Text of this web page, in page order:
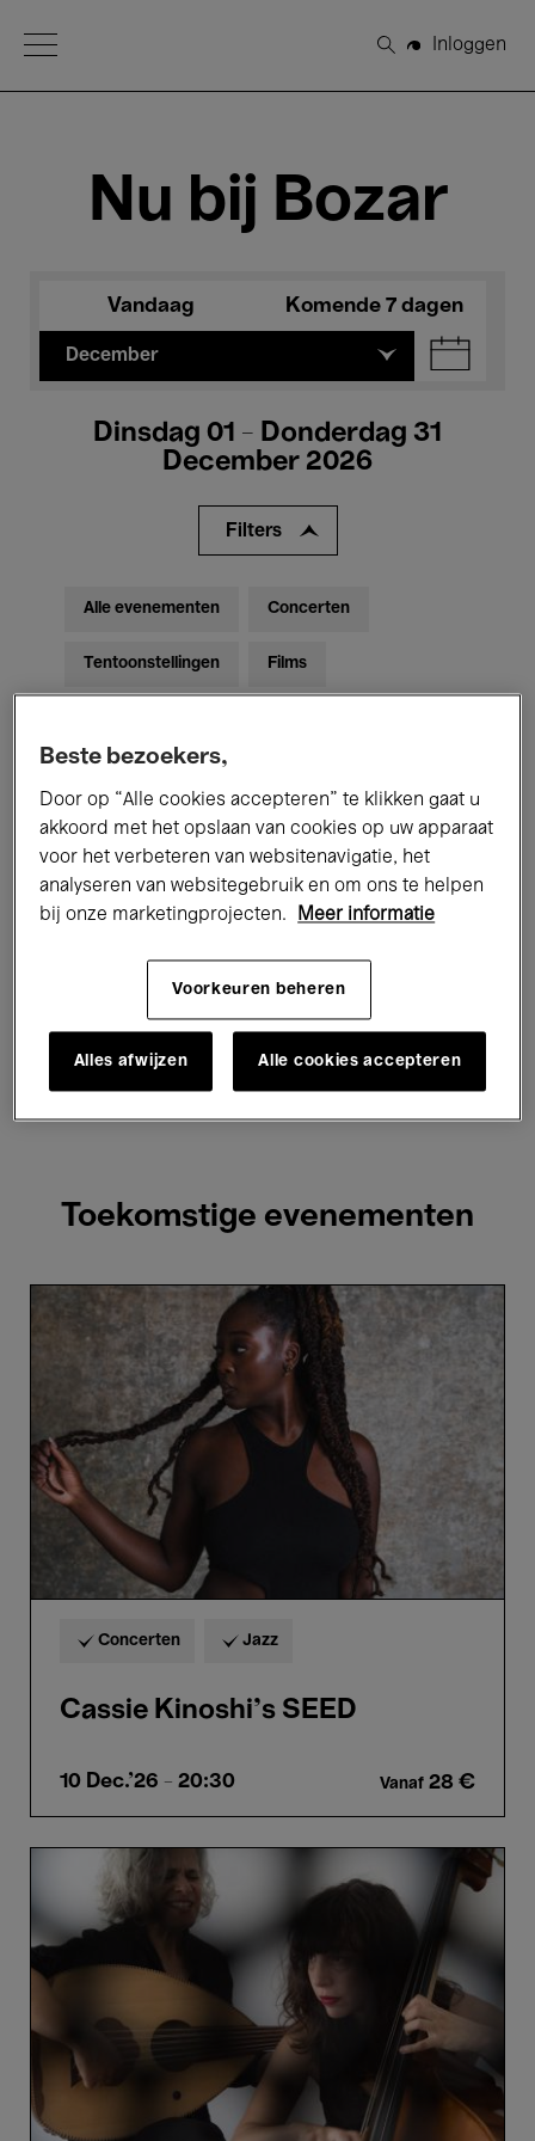
Open Menu
Zoeken
Inloggen
Nu bij Bozar
Vandaag Komende 7 dagen
December
Dinsdag 01 - Donderdag 31
December 2026
Filters
Alle evenementen Concerten
Tentoonstellingen Films
Elektronische Muziek
Voor iedereen Kids’ Palace
Rondleidingen
Hosted Events
Toekomstige evenementen
Kinoshi’s
Concerten Jazz
Cassie Kinoshi’s SEED
10 Dec.'26 - 20:30 Vanaf 28 €
Sarah
Murcia
–
Trio
Beste bezoekers,
Door op “Alle cookies accepteren” te klikken gaat u
akkoord met het opslaan van cookies op uw apparaat
voor het verbeteren van websitenavigatie, het
analyseren van websitegebruik en om ons te helpen
bij onze marketingprojecten.
Meer informatie
Voorkeuren beheren
Alles afwijzen Alle cookies accepteren